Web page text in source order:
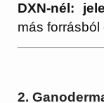
DXN-nél:
más forrásból
2.